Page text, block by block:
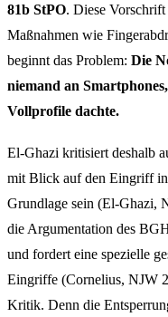
81b StPO. Diese
Maßnahmen wie
beginnt das Problem: Die
niemand an
Vollprofile dachte.
El-Ghazi kritisiert deshalb
mit Blick auf den Eingriff in
Grundlage sein (El-Ghazi,
die Argumentation des
und fordert eine spezielle
Eingriffe (Cornelius, NJW
Kritik. Denn die